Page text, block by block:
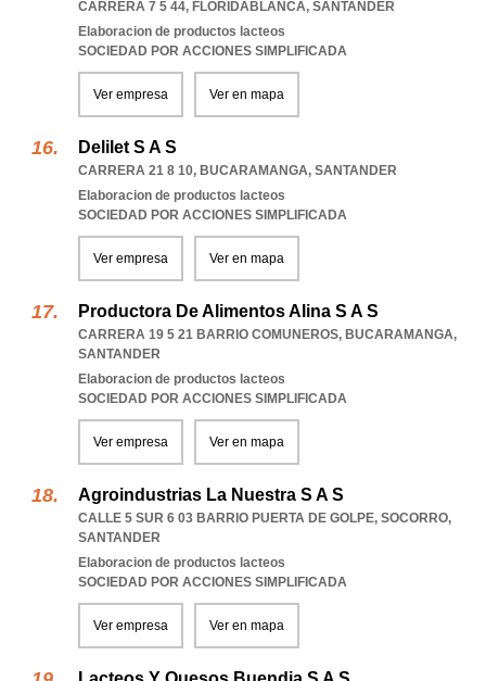
CARRERA 7 5 44, FLORIDABLANCA, SANTANDER
Elaboracion de productos lacteos
SOCIEDAD POR ACCIONES SIMPLIFICADA
Ver empresa Ver en mapa
Delilet S A S
CARRERA 21 8 10, BUCARAMANGA, SANTANDER
Elaboracion de productos lacteos
SOCIEDAD POR ACCIONES SIMPLIFICADA
Ver empresa Ver en mapa
Productora De Alimentos Alina S A S
CARRERA 19 5 21 BARRIO COMUNEROS, BUCARAMANGA,
SANTANDER
Elaboracion de productos lacteos
SOCIEDAD POR ACCIONES SIMPLIFICADA
Ver empresa Ver en mapa
Agroindustrias La Nuestra S A S
CALLE 5 SUR 6 03 BARRIO PUERTA DE GOLPE, SOCORRO,
SANTANDER
Elaboracion de productos lacteos
SOCIEDAD POR ACCIONES SIMPLIFICADA
Ver empresa Ver en mapa